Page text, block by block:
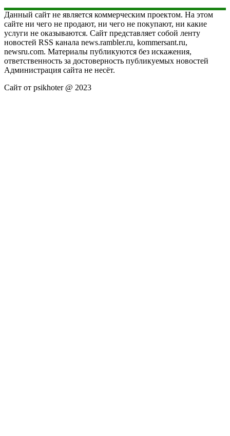
Данный сайт не является коммерческим проектом. На этом
сайте ни чего не продают, ни чего не покупают, ни какие
услуги не оказываются. Сайт представляет собой ленту
новостей RSS канала news.rambler.ru, kommersant.ru,
newsru.com. Материалы публикуются без искажения,
ответственность за достоверность публикуемых новостей
Администрация сайта не несёт.
Сайт от psikhoter @ 2023